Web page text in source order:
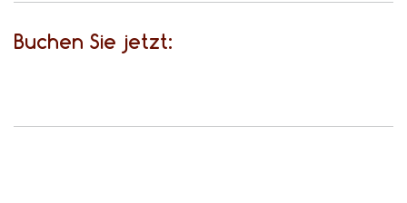
Buchen Sie jetzt: